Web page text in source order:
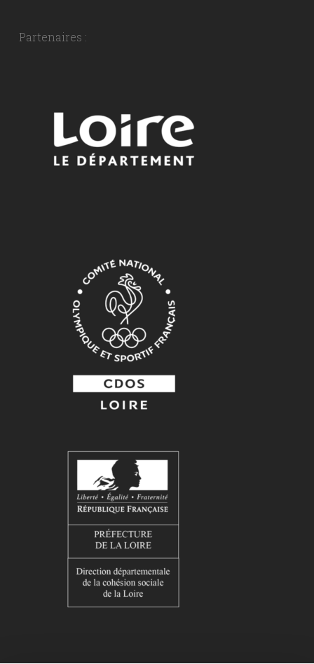
Partenaires :